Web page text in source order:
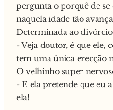
pergunta o porquê de
naquela idade tão
Determinada ao
- Veja doutor, é que ele,
tem uma única erecção
O velhinho super
- E ela pretende que eu
ela!